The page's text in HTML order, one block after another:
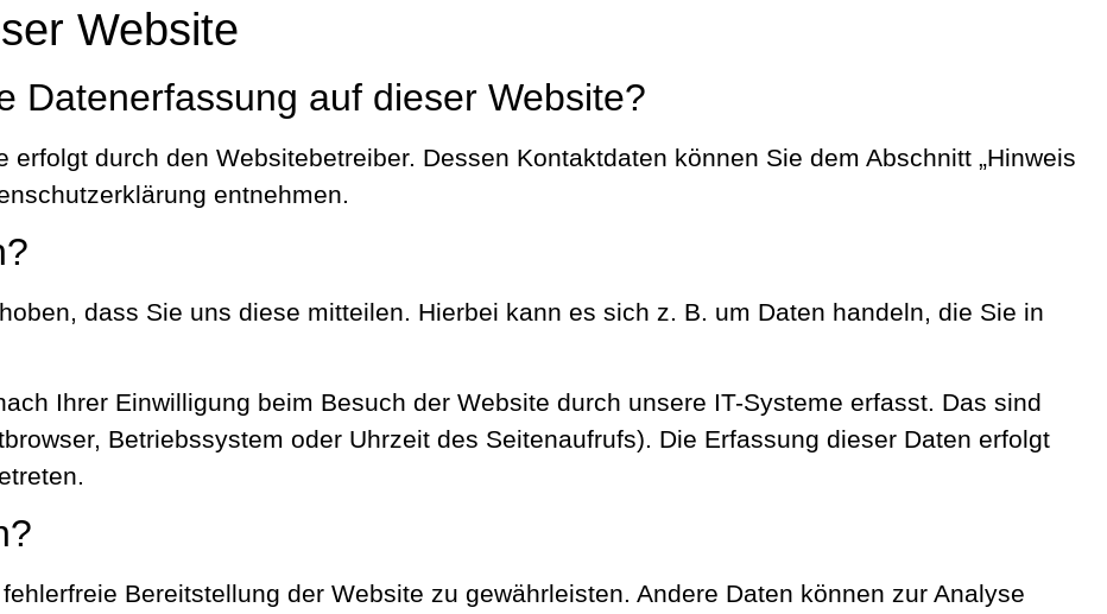
Website
Datenerfassung auf dieser Website?
durch den Websitebetreiber. Dessen Kontaktdaten können Sie dem Abschnitt „Hinweis
entnehmen.
dass Sie uns diese mitteilen. Hierbei kann es sich z. B. um Daten handeln, die Sie in
Ihrer Einwilligung beim Besuch der Website durch unsere IT-Systeme erfasst. Das sind
Betriebssystem oder Uhrzeit des Seitenaufrufs). Die Erfassung dieser Daten erfolgt
Bereitstellung der Website zu gewährleisten. Andere Daten können zur Analyse